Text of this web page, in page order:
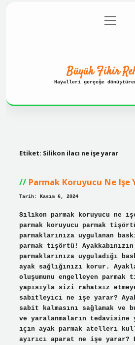
Gizlilik
menüyü
aç
Büyük Fikir
Hayalleri gerçeğe
Etiket: Silikon ilacı ne işe yarar
Parmak Koruyucu Ne Işe
Tarih: Kasım 6, 2024
Silikon parmak koruyucu ne
parmak koruyucu parmak
parmaklarınıza uygulanan
parmak tişörtü!
parmaklarınıza uyguladığı
ayak sağlığınızı korur.
oluşumunu engelleyen
yapısıyla sizi rahatsız
sabitleyici ne işe yarar? Ayak
sabit kalmasını sağlamak ve
ve yaralanmaların tedavisine
için ayak parmak atelleri
ayırıcı aparat ne işe yarar?